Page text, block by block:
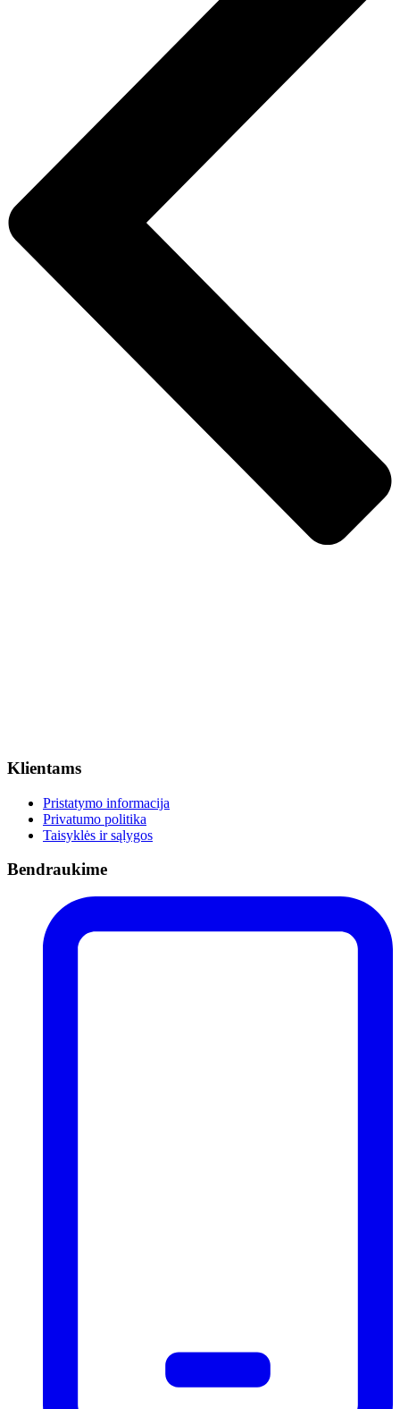
Klientams
Pristatymo informacija
Privatumo politika
Taisyklės ir sąlygos
Bendraukime